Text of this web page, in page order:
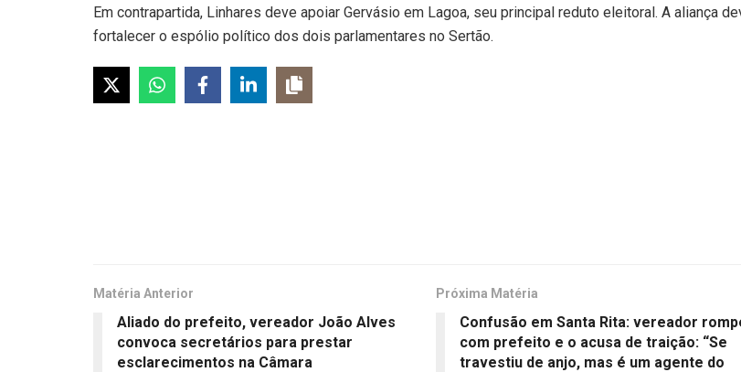
Em contrapartida, Linhares deve apoiar Gervásio em Lagoa, seu principal reduto eleitoral. A aliança
fortalecer o espólio político dos dois parlamentares no Sertão.
Matéria Anterior
Aliado do prefeito, vereador João Alves
convoca secretários para prestar
esclarecimentos na Câmara
Próxima Matéria
Confusão em Santa Rita: vereador
com prefeito e o acusa de traição: “Se
travestiu de anjo, mas é um agente do